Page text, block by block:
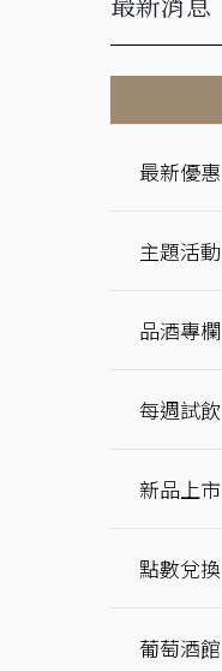
最新優惠
主題活動
品酒專欄
每週試飲
新品上市
點數兌換
葡萄酒館